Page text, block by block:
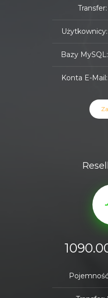
Transfer:
Użytkownicy:
Bazy MySQL:
Konta E-Mail: